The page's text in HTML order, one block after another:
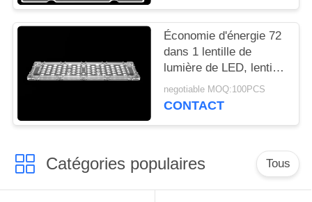
POLITIQUE
EN
MATIÈRE
DE
DE
LA
VIE
PRIVÉE
Économie d'énergie 72
dans 1 lentille de
lumière de LED, lentille
de la taille 3030 LED
de L250*W74mm pour
negotiable MOQ:100PCS
CONTACT
Catégories populaires Tous